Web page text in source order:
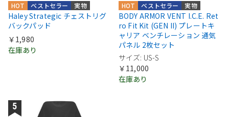
実物
ベストセラー
HOT
Haley Strategic チェストリグ
バックパッド
￥1,980
在庫あり
実物
ベストセラー
HOT
BODY ARMOR VENT I.C.E. Ret
ro Fit Kit (GEN II) プレートキ
ャリア ベンチレーション 通気
パネル 2枚セット
サイズ: US-S
￥11,000
在庫あり